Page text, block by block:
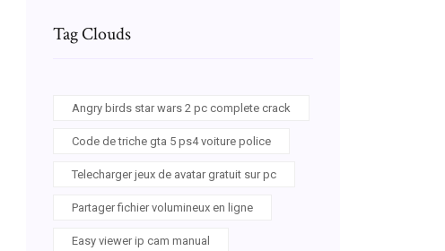
Tag Clouds
Angry birds star wars 2 pc complete crack
Code de triche gta 5 ps4 voiture police
Telecharger jeux de avatar gratuit sur pc
Partager fichier volumineux en ligne
Easy viewer ip cam manual